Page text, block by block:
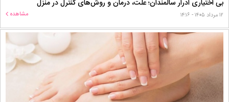
بی اختیاری ادرار سالمندان؛ علت، درمان و روش‌های کنترل در منزل
۱۲ مرداد ۱۴۰۵ - ۱۴:۱۶ مشاهده